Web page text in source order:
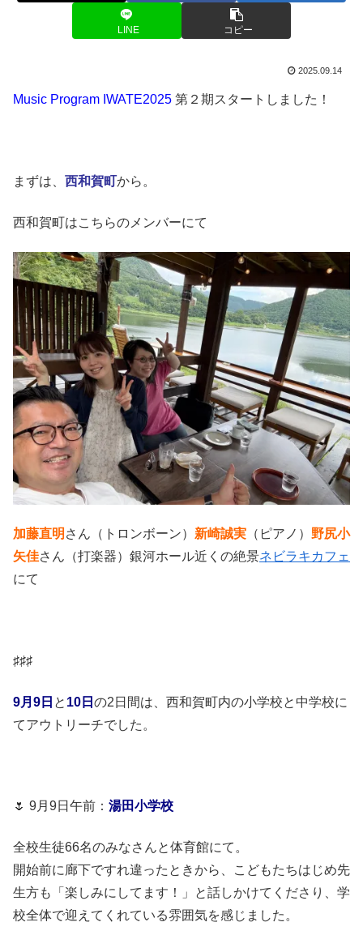
LINE コピー
2025.09.14
Music Program IWATE2025 第２期スタートしました！
まずは、 西和賀町から。
西和賀町はこちらのメンバーにて
加藤直明 さん（トロンボーン） 新崎誠実 （ピアノ） 野尻小
矢佳さん（打楽器）銀河ホール近くの絶景ネビラキカフェ
にて
♯♯♯
9月9日 と 10日 の2日間は、西和賀町内の小学校と中学校に
てアウトリーチでした。
🌷 9月9日午前： 湯田小学校
全校生徒66名のみなさんと体育館にて。
開始前に廊下ですれ違ったときから、こどもたちはじめ先
生方も「楽しみにしてます！」と話しかけてくださり、学
校全体で迎えてくれている雰囲気を感じました。